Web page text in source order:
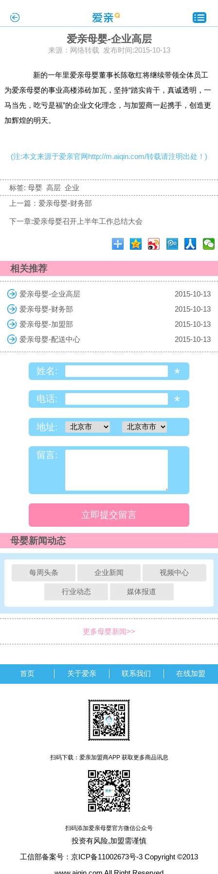
爱亲母婴-企业高层
来源：网络转载 发布时间:2015-10-13
新的一年里爱亲母婴董事长陈敬红将继续带领全体员工
为爱亲母婴的事业高楼添砖加瓦，坚持“踏实肯干，真诚透明，一
马当先，吃亏是福”的企业文化理念，与加盟商一起携手，创造更
加辉煌的明天。
(注:本文来源于爱亲官网http://m.aiqin.com/转载请注明出处！)
标签: 母婴 高层 企业
上一篇：爱亲母婴-财务部
下一章:爱亲母婴召开上半年工作总结大会
相关推荐
爱亲母婴-企业高层
2015-10-13
爱亲母婴-财务部
2015-10-13
爱亲母婴-加盟部
2015-10-13
爱亲母婴-配送中心
2015-10-13
姓名: *
电话: *
地址:
留言:
立即提交留言
母婴新闻动态
每周头条 企业新闻 视频中心
行业动态 媒体报道
更多母婴新闻>>
首页 关于爱亲 联系我们 在线加盟
扫码下载：爱亲加盟商APP 获取更多商品讯息
扫码添加爱亲母婴官方微信公众号
投资有风险,加盟需谨慎
工信部备案号：京ICP备11002673号-3 Copyright ©2013